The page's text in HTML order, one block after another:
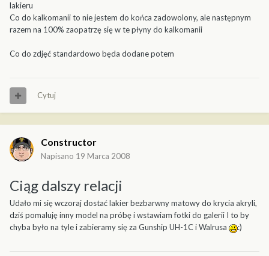
lakieru
Co do kalkomanii to nie jestem do końca zadowolony, ale następnym
razem na 100% zaopatrzę się w te płyny do kalkomanii
Co do zdjęć standardowo będa dodane potem
Cytuj
Constructor
Napisano 19 Marca 2008
Ciąg dalszy relacji
Udało mi się wczoraj dostać lakier bezbarwny matowy do krycia akryli,
dziś pomaluję inny model na próbę i wstawiam fotki do galerii I to by
chyba było na tyle i zabieramy się za Gunship UH-1C i Walrusa
:)